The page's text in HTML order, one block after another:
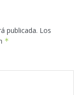
publicada. Los
*